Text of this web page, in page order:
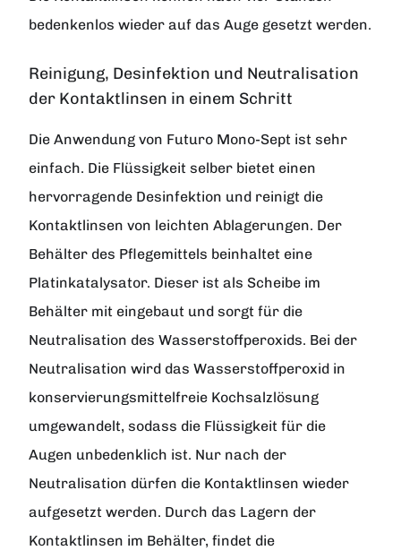
bedenkenlos wieder auf das Auge gesetzt werden.
Reinigung, Desinfektion und Neutralisation
der Kontaktlinsen in einem Schritt
Die Anwendung von Futuro Mono-Sept ist sehr
einfach. Die Flüssigkeit selber bietet einen
hervorragende Desinfektion und reinigt die
Kontaktlinsen von leichten Ablagerungen. Der
Behälter des Pflegemittels beinhaltet eine
Platinkatalysator. Dieser ist als Scheibe im
Behälter mit eingebaut und sorgt für die
Neutralisation des Wasserstoffperoxids. Bei der
Neutralisation wird das Wasserstoffperoxid in
konservierungsmittelfreie Kochsalzlösung
umgewandelt, sodass die Flüssigkeit für die
Augen unbedenklich ist. Nur nach der
Neutralisation dürfen die Kontaktlinsen wieder
aufgesetzt werden. Durch das Lagern der
Kontaktlinsen im Behälter, findet die